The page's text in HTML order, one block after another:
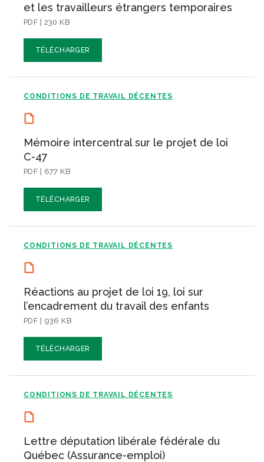
et les travailleurs étrangers temporaires
PDF | 230 KB
TÉLÉCHARGER
CONDITIONS DE TRAVAIL DÉCENTES
Mémoire intercentral sur le projet de loi
C-47
PDF | 677 KB
TÉLÉCHARGER
CONDITIONS DE TRAVAIL DÉCENTES
Réactions au projet de loi 19, loi sur
l’encadrement du travail des enfants
PDF | 936 KB
TÉLÉCHARGER
CONDITIONS DE TRAVAIL DÉCENTES
Lettre députation libérale fédérale du
Québec (Assurance-emploi)